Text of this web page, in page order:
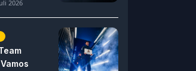
2026